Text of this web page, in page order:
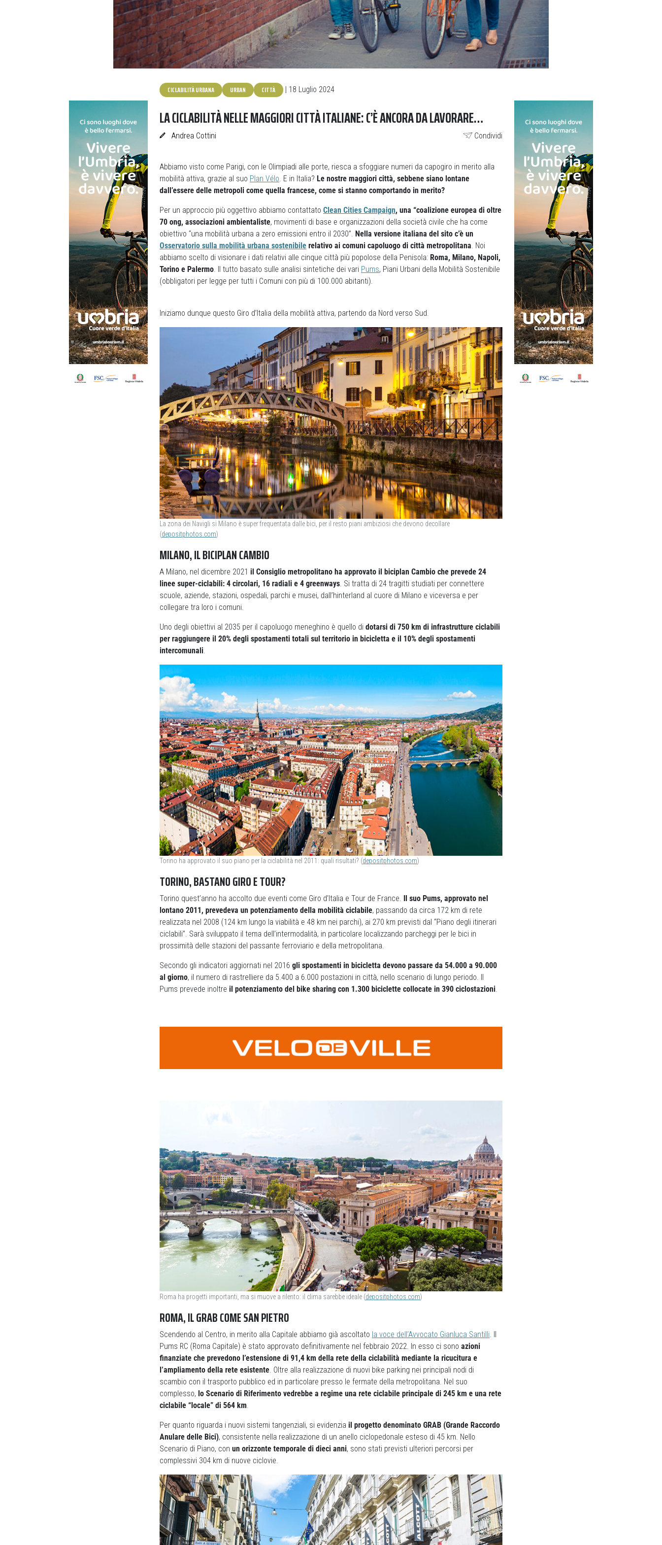
CICLABILITÀ URBANA URBAN CITTÀ | 18 Luglio 2024
LA CICLABILITÀ NELLE MAGGIORI CITTÀ ITALIANE: C’È ANCORA DA LAVORARE…
Andrea Cottini Condividi
Abbiamo visto come Parigi, con le Olimpiadi alle porte, riesca a sfoggiare numeri da capogiro in merito alla
mobilità attiva, grazie al suo Plan Vélo. E in Italia? Le nostre maggiori città, sebbene siano lontane
dall’essere delle metropoli come quella francese, come si stanno comportando in merito?
Per un approccio più oggettivo abbiamo contattato Clean Cities Campaign, una “coalizione europea di oltre
70 ong, associazioni ambientaliste, movimenti di base e organizzazioni della società civile che ha come
obiettivo “una mobilità urbana a zero emissioni entro il 2030”. Nella versione italiana del sito c’è un
Osservatorio sulla mobilità urbana sostenibile relativo ai comuni capoluogo di città metropolitana. Noi
abbiamo scelto di visionare i dati relativi alle cinque città più popolose della Penisola: Roma, Milano, Napoli,
Torino e Palermo. Il tutto basato sulle analisi sintetiche dei vari Pums, Piani Urbani della Mobilità Sostenibile
(obbligatori per legge per tutti i Comuni con più di 100.000 abitanti).
Iniziamo dunque questo Giro d’Italia della mobilità attiva, partendo da Nord verso Sud.
La zona dei Navigli si Milano è super frequentata dalle bici, per il resto piani ambiziosi che devono decollare
(depositphotos.com)
MILANO, IL BICIPLAN CAMBIO
A Milano, nel dicembre 2021 il Consiglio metropolitano ha approvato il biciplan Cambio che prevede 24
linee super-ciclabili: 4 circolari, 16 radiali e 4 greenways . Si tratta di 24 tragitti studiati per connettere
scuole, aziende, stazioni, ospedali, parchi e musei, dall’hinterland al cuore di Milano e viceversa e per
collegare tra loro i comuni.
Uno degli obiettivi al 2035 per il capoluogo meneghino è quello di dotarsi di 750 km di infrastrutture ciclabili
per raggiungere il 20% degli spostamenti totali sul territorio in bicicletta e il 10% degli spostamenti
intercomunali
Torino ha approvato il suo piano per la ciclabilità nel 2011: quali risultati? (depositphotos.com)
TORINO, BASTANO GIRO E TOUR?
Torino quest’anno ha accolto due eventi come Giro d’Italia e Tour de France. Il suo Pums, approvato nel
lontano 2011, prevedeva un potenziamento della mobilità ciclabile, passando da circa 172 km di rete
realizzata nel 2008 (124 km lungo la viabilità e 48 km nei parchi), ai 270 km previsti dal “Piano degli itinerari
ciclabili”. Sarà sviluppato il tema dell’intermodalità, in particolare localizzando parcheggi per le bici in
prossimità delle stazioni del passante ferroviario e della metropolitana.
Secondo gli indicatori aggiornati nel 2016 gli spostamenti in bicicletta devono passare da 54.000 a 90.000
al giorno, il numero di rastrelliere da 5.400 a 6.000 postazioni in città, nello scenario di lungo periodo. Il
Pums prevede inoltre il potenziamento del bike sharing con 1.300 biciclette collocate in 390 ciclostazioni.
Roma ha progetti importanti, ma si muove a rilento: il clima sarebbe ideale (depositphotos.com)
ROMA, IL GRAB COME SAN PIETRO
Scendendo al Centro, in merito alla Capitale abbiamo già ascoltato la voce dell’Avvocato Gianluca Santilli. Il
Pums RC (Roma Capitale) è stato approvato definitivamente nel febbraio 2022. In esso ci sono azioni
finanziate che prevedono l’estensione di 91,4 km della rete della ciclabilità mediante la ricucitura e
l’ampliamento della rete esistente. Oltre alla realizzazione di nuovi bike parking nei principali nodi di
scambio con il trasporto pubblico ed in particolare presso le fermate della metropolitana. Nel suo
complesso, lo Scenario di Riferimento vedrebbe a regime una rete ciclabile principale di 245 km e una rete
ciclabile “locale” di 564 km.
Per quanto riguarda i nuovi sistemi tangenziali, si evidenzia il progetto denominato GRAB (Grande Raccordo
Anulare delle Bici), consistente nella realizzazione di un anello ciclopedonale esteso di 45 km. Nello
Scenario di Piano, con un orizzonte temporale di dieci anni, sono stati previsti ulteriori percorsi per
complessivi 304 km di nuove ciclovie.